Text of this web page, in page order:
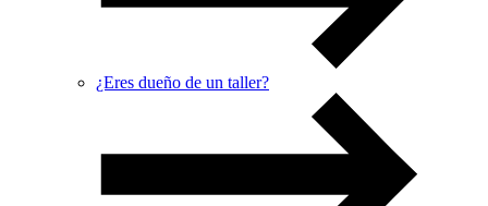
¿Eres dueño de un taller?